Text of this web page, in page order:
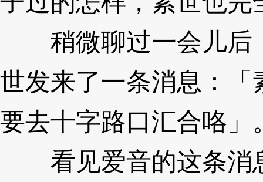
稍微聊过一会儿后
世发来了一条消息：
要去十字路口汇合咯」
看见爱音的这条消